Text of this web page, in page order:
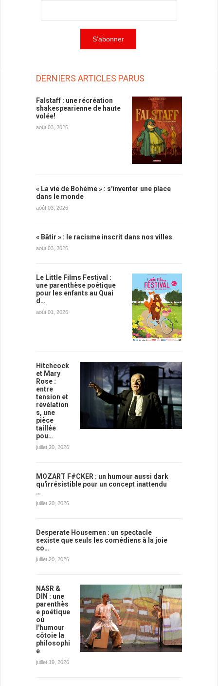
DERNIERS ARTICLES PARUS
Falstaff : une récréation
shakespearienne de haute
volée!
août 03, 2026
« La vie de Bohème » : s'inventer une place
dans le monde
août 03, 2026
« Bâtir » : le racisme inscrit dans nos villes
août 03, 2026
Le Little Films Festival :
une parenthèse poétique
pour les enfants au Quai
d…
août 01, 2026
Hitchcock
et Mary
Rose :
entre
tension et
révélation
s, une
pièce
taillée
pou…
juillet 20, 2026
MOZART F#CKER : un humour aussi dark
qu'irrésistible pour un concept inattendu
…
juillet 20, 2026
Desperate Housemen : un spectacle
sexiste que seuls les comédiens à la joie
co…
juillet 20, 2026
NASR &
DIN : une
parenthès
e poétique
où
l'humour
côtoie la
philosophi
e
juillet 19, 2026